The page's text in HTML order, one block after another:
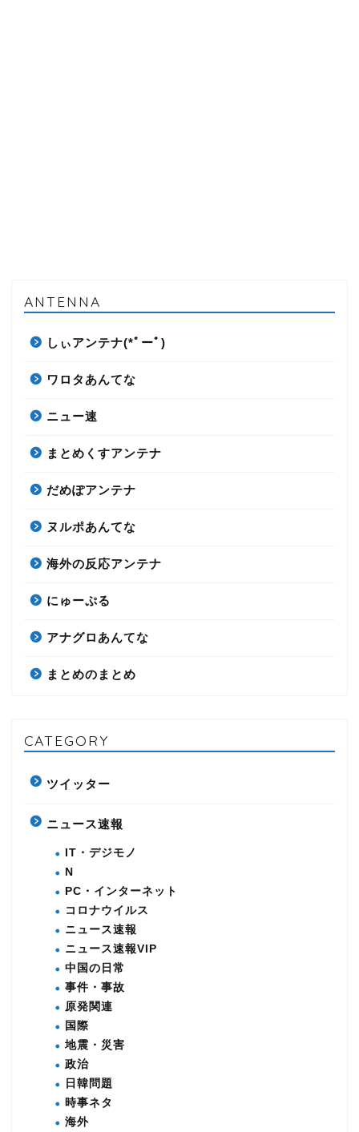
ANTENNA
しぃアンテナ(*ﾟーﾟ)
ワロタあんてな
ニュー速
まとめくすアンテナ
だめぽアンテナ
ヌルポあんてな
海外の反応アンテナ
にゅーぷる
アナグロあんてな
まとめのまとめ
CATEGORY
ツイッター
ニュース速報
IT・デジモノ
N
PC・インターネット
コロナウイルス
ニュース速報
ニュース速報VIP
中国の日常
事件・事故
原発関連
国際
地震・災害
政治
日韓問題
時事ネタ
海外